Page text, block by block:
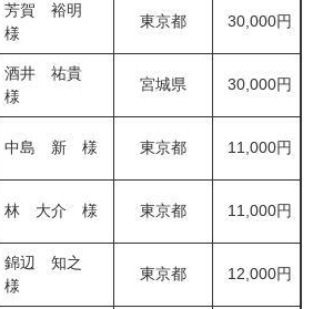
芳賀 裕明
様
東京都 30,000円
酒井 祐貴
様
宮城県 30,000円
中島 新 様 東京都 11,000円
林 大介 様 東京都 11,000円
錦辺 知之
様
東京都 12,000円